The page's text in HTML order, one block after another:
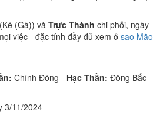
(Kê (Gà)) và Trực Thành chi phối, ngày
việc - đặc tính đầy đủ xem ở sao Mão
Chính Đông - Hạc Thần: Đông Bắc
3/11/2024